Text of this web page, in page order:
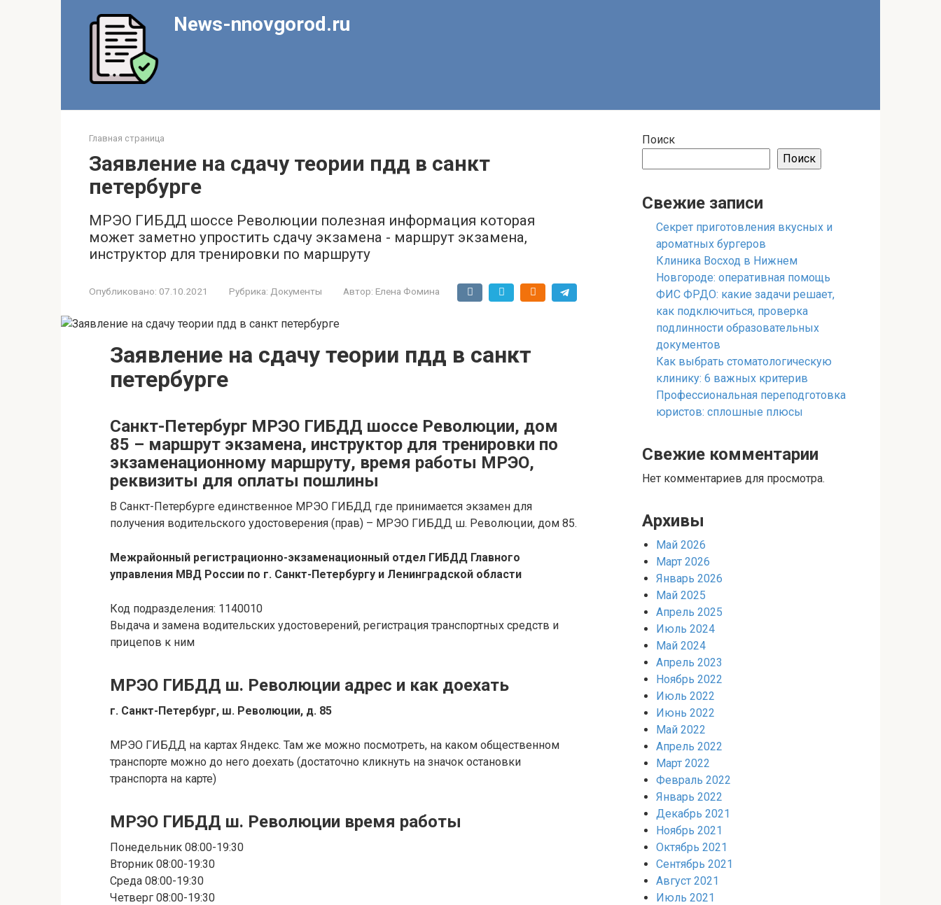
News-nnovgorod.ru
Главная страница
Заявление на сдачу теории пдд в санкт
петербурге
МРЭО ГИБДД шоссе Революции полезная информация которая
может заметно упростить сдачу экзамена - маршрут экзамена,
инструктор для тренировки по маршруту
Опубликовано: 07.10.2021 Рубрика: Документы Автор: Елена Фомина
Заявление на сдачу теории пдд в санкт
петербурге
Санкт-Петербург МРЭО ГИБДД шоссе Революции, дом
85 – маршрут экзамена, инструктор для тренировки по
экзаменационному маршруту, время работы МРЭО,
реквизиты для оплаты пошлины
В Санкт-Петербурге единственное МРЭО ГИБДД где принимается экзамен для
получения водительского удостоверения (прав) – МРЭО ГИБДД ш. Революции, дом 85.
Межрайонный регистрационно-экзаменационный отдел ГИБДД Главного
управления МВД России по г. Санкт-Петербургу и Ленинградской области
Код подразделения: 1140010
Выдача и замена водительских удостоверений, регистрация транспортных средств и
прицепов к ним
МРЭО ГИБДД ш. Революции адрес и как доехать
г. Санкт-Петербург, ш. Революции, д. 85
МРЭО ГИБДД на картах Яндекс. Там же можно посмотреть, на каком общественном
транспорте можно до него доехать (достаточно кликнуть на значок остановки
транспорта на карте)
МРЭО ГИБДД ш. Революции время работы
Понедельник 08:00-19:30
Вторник 08:00-19:30
Среда 08:00-19:30
Четверг 08:00-19:30
Поиск
Поиск
Свежие записи
Секрет приготовления вкусных и
ароматных бургеров
Клиника Восход в Нижнем
Новгороде: оперативная помощь
ФИС ФРДО: какие задачи решает,
как подключиться, проверка
подлинности образовательных
документов
Как выбрать стоматологическую
клинику: 6 важных критерив
Профессиональная переподготовка
юристов: сплошные плюсы
Свежие комментарии
Нет комментариев для просмотра.
Архивы
Май 2026
Март 2026
Январь 2026
Май 2025
Апрель 2025
Июль 2024
Май 2024
Апрель 2023
Ноябрь 2022
Июль 2022
Июнь 2022
Май 2022
Апрель 2022
Март 2022
Февраль 2022
Январь 2022
Декабрь 2021
Ноябрь 2021
Октябрь 2021
Сентябрь 2021
Август 2021
Июль 2021